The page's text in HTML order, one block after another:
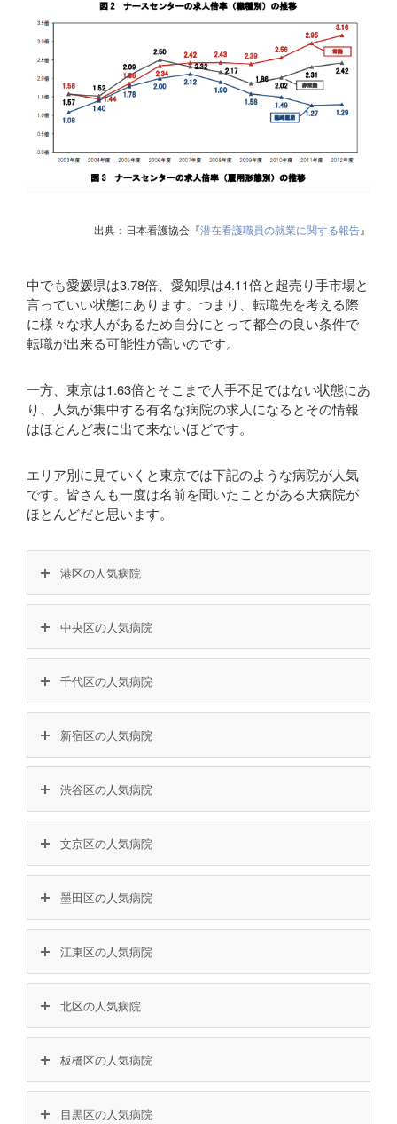
出典：日本看護協会『潜在看護職員の就業に関する報告』
中でも愛媛県は3.78倍、愛知県は4.11倍と超売り手市場と
言っていい状態にあります。つまり、転職先を考える際
に様々な求人があるため自分にとって都合の良い条件で
転職が出来る可能性が高いのです。
一方、東京は1.63倍とそこまで人手不足ではない状態にあ
り、人気が集中する有名な病院の求人になるとその情報
はほとんど表に出て来ないほどです。
エリア別に見ていくと東京では下記のような病院が人気
です。皆さんも一度は名前を聞いたことがある大病院が
ほとんどだと思います。
港区の人気病院
中央区の人気病院
千代区の人気病院
新宿区の人気病院
渋谷区の人気病院
文京区の人気病院
墨田区の人気病院
江東区の人気病院
北区の人気病院
板橋区の人気病院
目黒区の人気病院